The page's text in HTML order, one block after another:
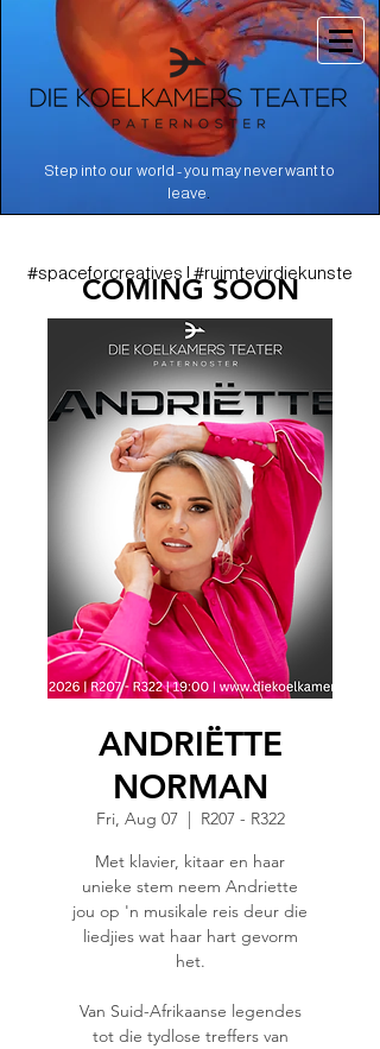
Step into our world - you may never want to
leave
#spaceforcreatives | #ruimtevirdiekunste
COMING SOON
ANDRIËTTE
NORMAN
Fri, Aug 07
  |
R207 - R322
Met klavier, kitaar en haar
unieke stem neem Andriette
jou op 'n musikale reis deur die
liedjies wat haar hart gevorm
het.
Van Suid-Afrikaanse legendes
tot die tydlose treffers van